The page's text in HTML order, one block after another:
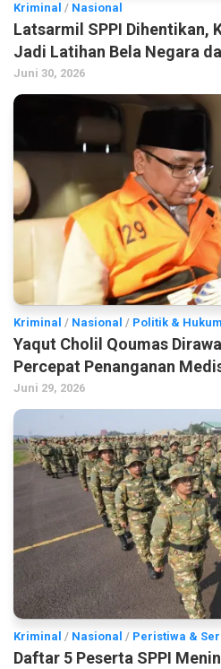
Kriminal / Nasional
Latsarmil SPPI Dihentikan,
Jadi Latihan Bela Negara
Juni 30, 2026
Kriminal / Nasional / Politik & Hukum
Yaqut Cholil Qoumas
Percepat Penanganan
Juni 29, 2026
Kriminal / Nasional / Peristiwa &
Daftar 5 Peserta SPPI